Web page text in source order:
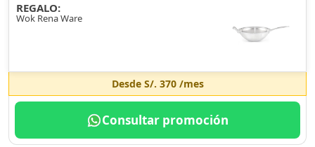
REGALO:
Wok Rena Ware
Desde S/. 370/mes
Consultar promoción